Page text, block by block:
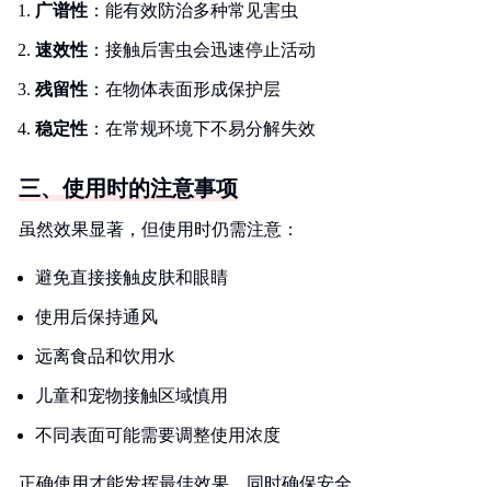
广谱性 ：能有效防治多种常见害虫
速效性 ：接触后害虫会迅速停止活动
残留性 ：在物体表面形成保护层
稳定性 ：在常规环境下不易分解失效
三、使用时的注意事项
虽然效果显著，但使用时仍需注意：
避免直接接触皮肤和眼睛
使用后保持通风
远离食品和饮用水
儿童和宠物接触区域慎用
不同表面可能需要调整使用浓度
正确使用才能发挥最佳效果，同时确保安全。